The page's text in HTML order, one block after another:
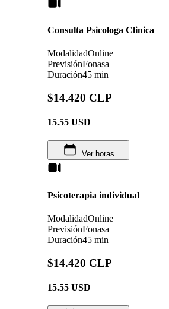
Consulta Psicologa Clinica
ModalidadOnline
PrevisiónFonasa
Duración45 min
$14.420 CLP
15.55 USD
Ver horas
Psicoterapia individual
ModalidadOnline
PrevisiónFonasa
Duración45 min
$14.420 CLP
15.55 USD